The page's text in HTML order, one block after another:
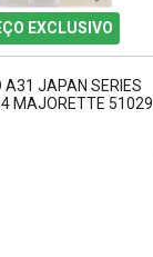
EXCLUSIVO
A31 JAPAN SERIES
MAJORETTE 51029